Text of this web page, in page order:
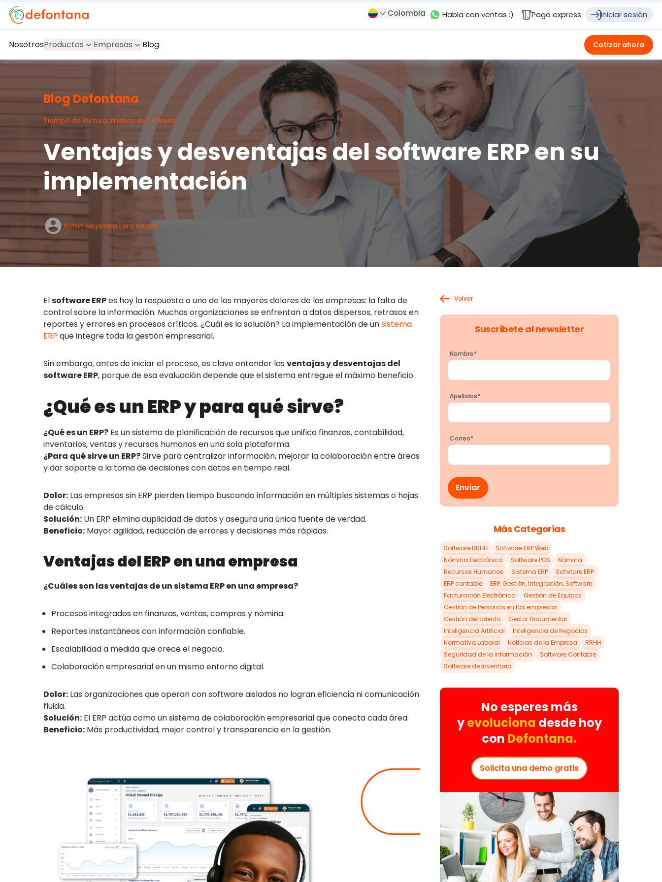
Colombia Habla con ventas :) Pago express Iniciar sesión
Cotizar ahora
NosotrosProductos Empresas Blog
Blog Defontana
Tiempo de lectura: menos de 1 minuto
Ventajas y desventajas del software ERP en su
implementación
Autor: Alejandra Lara Vargas
Elsoftware ERPes hoy la respuesta a uno de los mayores dolores de las empresas: la falta de
control sobre la información. Muchas organizaciones se enfrentan a datos dispersos, retrasos en
reportes y errores en procesos críticos. ¿Cuál es la solución? La implementación de unsistema
ERP que integre toda la gestión empresarial.
Sin embargo, antes de iniciar el proceso, es clave entender las ventajas y desventajas del
software ERP, porque de esa evaluación depende que el sistema entregue el máximo beneficio.
¿Qué es un ERP y para qué sirve?
¿Qué es un ERP? Es un sistema de planificación de recursos que unifica finanzas, contabilidad,
inventarios, ventas y recursos humanos en una sola plataforma.
¿Para qué sirve un ERP?Sirve para centralizar información, mejorar la colaboración entre áreas
y dar soporte a la toma de decisiones con datos en tiempo real.
Dolor: Las empresas sin ERP pierden tiempo buscando información en múltiples sistemas o hojas
de cálculo.
Solución: Un ERP elimina duplicidad de datos y asegura una única fuente de verdad.
Beneficio: Mayor agilidad, reducción de errores y decisiones más rápidas.
Ventajas del ERP en una empresa
¿Cuáles son las ventajas de un sistema ERP en una empresa?
Procesos integrados en finanzas, ventas, compras y nómina.
Reportes instantáneos con información confiable.
Escalabilidad a medida que crece el negocio.
Colaboración empresarial en un mismo entorno digital.
Dolor: Las organizaciones que operan con software aislados no logran eficiencia ni comunicación
fluida.
Solución: El ERP actúa como un sistema de colaboración empresarial que conecta cada área.
Beneficio: Más productividad, mejor control y transparencia en la gestión.
Volver
Suscríbete al newsletter
Nombre*
Apellidos*
Correo*
Más Categorías
Software RRHH
Software ERP Web
Nómina Electrónica
Software POS
Nómina
Recursos Humanos
Sistema ERP
Sofwtare ERP
ERP contable
ERP, Gestión, Integración, Software
Facturación Electrónica
Gestión de Equipos
Gestión de Personas en las empresas
Gestión del talento
Gestor Documental
Inteligencia Artificial
Inteligencia de Negocios
Normativa Laboral
Noticias de la Empresa
RRHH
Seguridad de la información
Software Contable
Software de Inventario
No esperes más
yevoluciona desde hoy
con Defontana.
Solicita una demo gratis